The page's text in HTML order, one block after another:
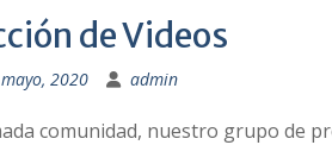
de Videos
2020 admin
comunidad, nuestro grupo de